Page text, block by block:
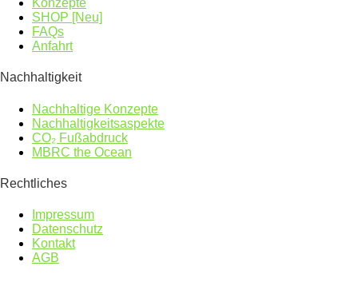
Konzepte
SHOP [Neu]
FAQs
Anfahrt
Nachhaltigkeit
Nachhaltige Konzepte
Nachhaltigkeitsaspekte
CO₂ Fußabdruck
MBRC the Ocean
Rechtliches
Impressum
Datenschutz
Kontakt
AGB